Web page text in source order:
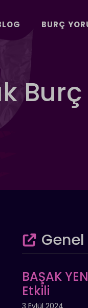
BURÇ
BAŞAK
Etkili
3 Eylül 2024